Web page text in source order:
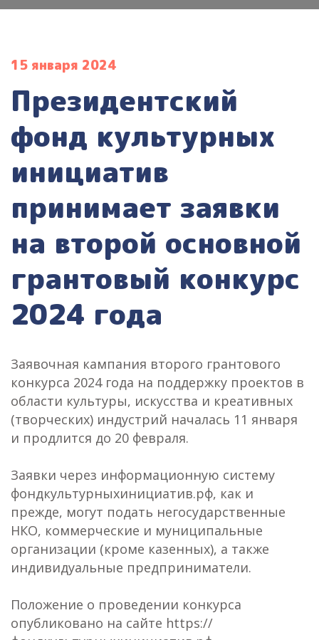
15 января 2024
Президентский
фонд культурных
инициатив
принимает заявки
на второй основной
грантовый конкурс
2024 года
Заявочная кампания второго грантового
конкурса 2024 года на поддержку проектов в
области культуры, искусства и креативных
(творческих) индустрий началась 11 января
и продлится до 20 февраля.
Заявки через информационную систему
фондкультурныхинициатив.рф, как и
прежде, могут подать негосударственные
НКО, коммерческие и муниципальные
организации (кроме казенных), а также
индивидуальные предприниматели.
Положение о проведении конкурса
опубликовано на сайте https://